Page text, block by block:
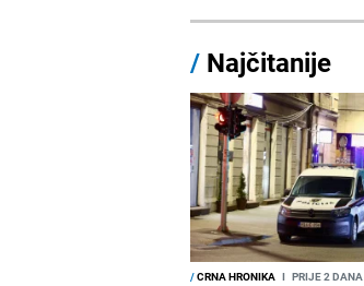
/ Najčitanije
/CRNA HRONIKA I PRIJE 2 DANA